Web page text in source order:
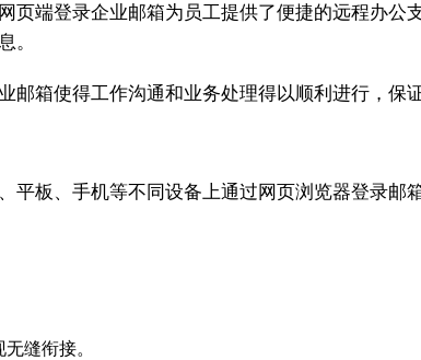
页端登录企业邮箱为员工提供了便捷的远程办公
。
邮箱使得工作沟通和业务处理得以顺利进行，保
平板、手机等不同设备上通过网页浏览器登录
缝衔接。